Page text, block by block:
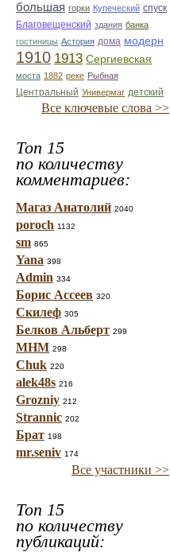
большая горки Купеческий спуск
Благовещенский здания банка
гостиницы Астория дома модерн
1910 1913 Сергиевская
моста 1882 реке Рыбная
Центральный Универмаг детский
Все ключевые слова >>
Топ 15
по количеству
комментариев:
Магаз Анатолий 2040
poroch 1132
sm 865
Yana 398
Admin 334
Борис Ассеев 320
Скилеф 305
Белков Альберт 299
МНМ 298
Chuk 220
alek48s 216
Grozniy 212
Strannic 202
Брат 198
mr.seniv 174
Все участники >>
Топ 15
по количеству
публикаций: